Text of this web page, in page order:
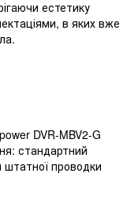
естетику
в яких вже
DVR-MBV2-G
стандартний
проводки